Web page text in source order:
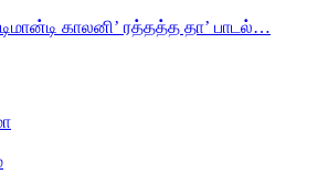
காலனி’ ரத்தத்த தா’ பாடல்…